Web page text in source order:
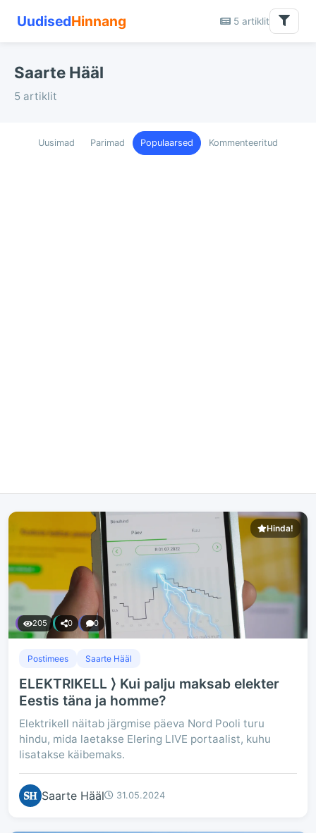
UudisedHinnang 5 artiklit
Saarte Hääl
5 artiklit
Uusimad Parimad Populaarsed Kommenteeritud
Hinda!
205 0 0
Postimees Saarte Hääl
ELEKTRIKELL ⟩ Kui palju maksab elekter
Eestis täna ja homme?
Elektrikell näitab järgmise päeva Nord Pooli turu
hindu, mida laetakse Elering LIVE portaalist, kuhu
lisatakse käibemaks.
Saarte Hääl 31.05.2024